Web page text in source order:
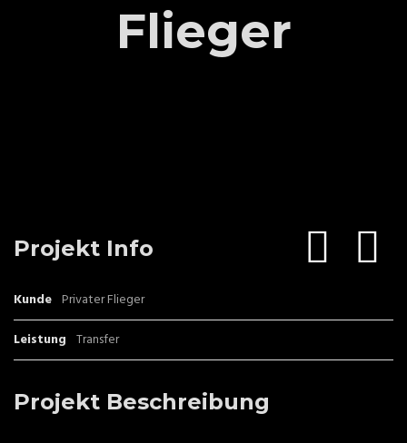
Flieger
Projekt Info
Kunde Privater Flieger
Leistung Transfer
Projekt Beschreibung